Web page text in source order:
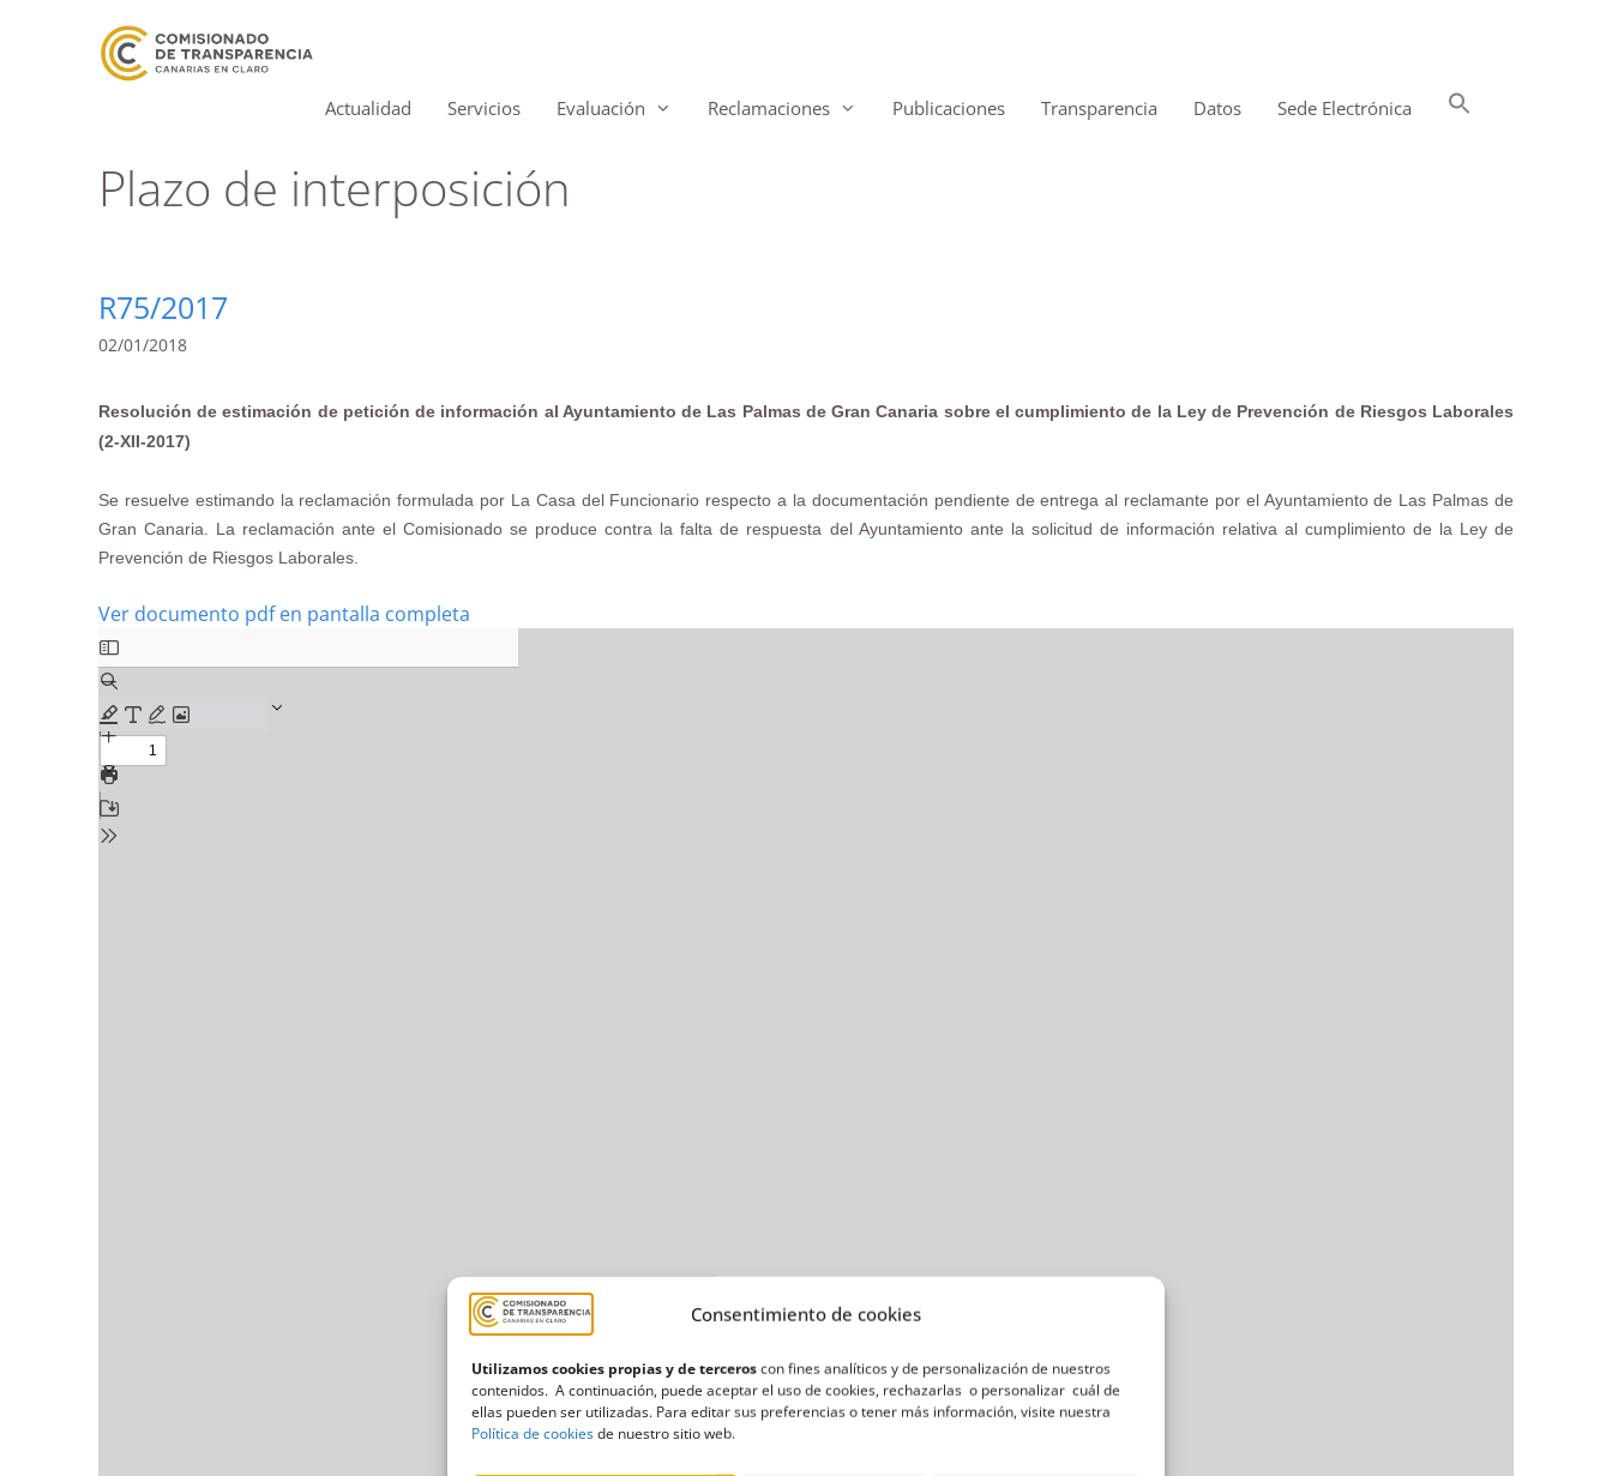
Consentimiento de cookies
Utilizamos cookies propias y de terceroscon fines analíticos y de personalización de nuestros
contenidos. A continuación, puede aceptar el uso de cookies, rechazarlas o personalizar cuál de
ellas pueden ser utilizadas. Para editar sus preferencias o tener más información, visite nuestra
Política de cookiesde nuestro sitio web.
Actualidad Servicios Evaluación Reclamaciones Publicaciones Transparencia Datos Sede Electrónica
Plazo de interposición
R75/2017
02/01/2018
Resolución de estimación de petición de información al Ayuntamiento de Las Palmas de Gran Canaria sobre el cumplimiento de la Ley de Prevención de Riesgos Laborales
(2-XII-2017)
Se resuelve estimando la reclamación formulada por La Casa del Funcionario respecto a la documentación pendiente de entrega al reclamante por el Ayuntamiento de Las Palmas de
Gran Canaria . La reclamación ante el Comisionado se produce contra la falta de respuesta del Ayuntamiento ante la solicitud de información relativa al cumplimiento de la Ley de
Prevención de Riesgos Laborales.
Ver documento pdf en pantalla completa